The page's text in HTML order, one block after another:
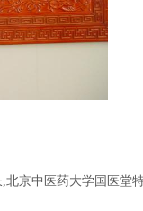
京中医药大学国医堂